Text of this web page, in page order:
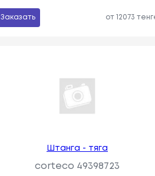
Заказать от 12073
Штанга - тяга
corteco 49398723